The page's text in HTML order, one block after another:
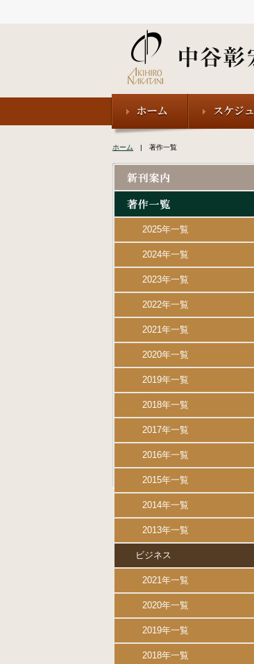
ホーム | 著作一覧
2025年一覧
2024年一覧
2023年一覧
2022年一覧
2021年一覧
2020年一覧
2019年一覧
2018年一覧
2017年一覧
2016年一覧
2015年一覧
2014年一覧
2013年一覧
ビジネス
2021年一覧
2020年一覧
2019年一覧
2018年一覧